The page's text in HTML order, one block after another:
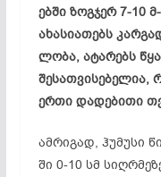
ებ­ში ზოგ­ჯერ 7-10
ახ­ას­ი­ათ­ებს
ლო­ბა, ატ­არ­ებს
შე­სათ­­­ვი­სე­ბე­ლია,
ერ­თი და­დე­­ბი­თი
ამ­რი­გად, ჰუ­მუ­სი
ში 0-10 სმ